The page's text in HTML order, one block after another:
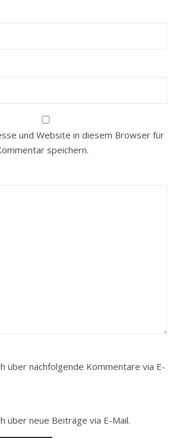
und Website in diesem Browser für
speichern.
über nachfolgende Kommentare via E-
über neue Beiträge via E-Mail.